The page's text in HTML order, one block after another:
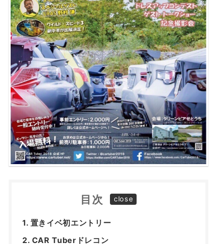
目次
置きイベ初エントリー
CAR Tuberドレコン